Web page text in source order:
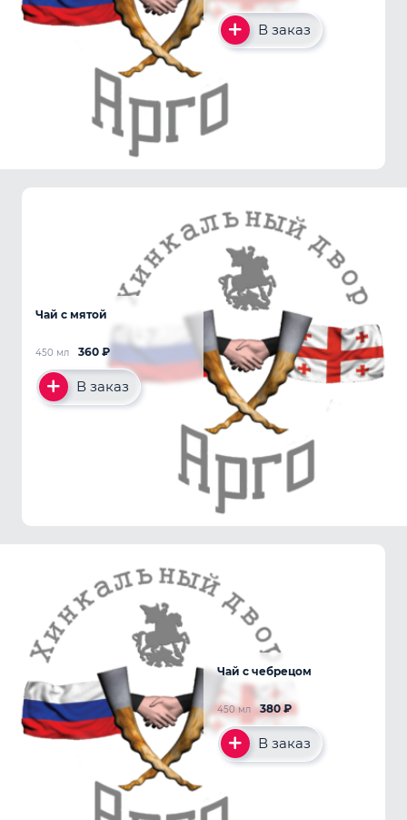
В заказ
Чай с мятой
360 ₽
450 мл
В заказ
Чай с чебрецом
380₽
450 мл
В заказ